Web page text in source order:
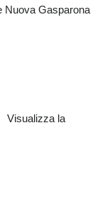
Nuova Gasparona
Visualizza la